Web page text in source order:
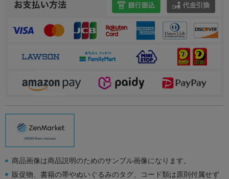
商品画像は商品説明のためのサンプル画像になります。
販促物、書籍の帯やぬいぐるみのタグ、コード類は原則付属せず